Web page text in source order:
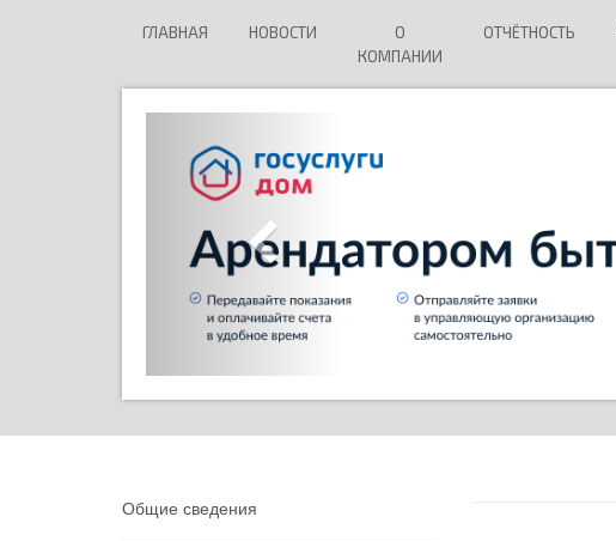
ГЛАВНАЯ НОВОСТИ
О
КОМПАНИИ
ОТЧЁТНОСТЬ
Общие сведения